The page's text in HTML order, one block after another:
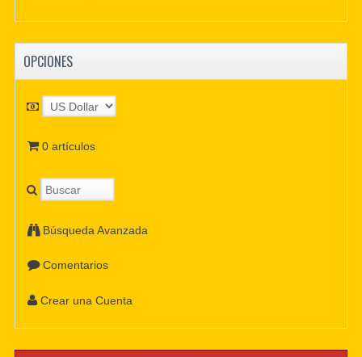
OPCIONES
0 artículos
Búsqueda Avanzada
Comentarios
Crear una Cuenta